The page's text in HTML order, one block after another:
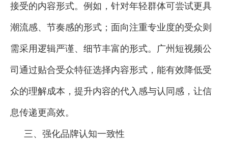
接受的内容形式。例如，针对年轻群体可尝试更具
潮流感、节奏感的形式；面向注重专业度的受众则
需采用逻辑严谨、细节丰富的形式。广州短视频公
司通过贴合受众特征选择内容形式，能有效降低受
众的理解成本，提升内容的代入感与认同感，让信
息传递更高效。
三、强化品牌认知一致性